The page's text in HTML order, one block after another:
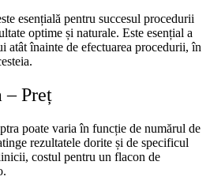
esențială pentru succesul procedurii
optime și naturale. Este esențial a
atât înainte de efectuarea procedurii, în
– Preț
poate varia în funcție de numărul de
rezultatele dorite și de specificul
costul pentru un flacon de